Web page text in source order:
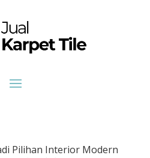
Pilihan Interior Modern